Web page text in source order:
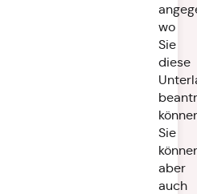
wo
Sie
diese
Sie
aber
auch